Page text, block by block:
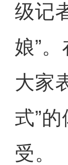
级记
娘”
大家
式”
受。